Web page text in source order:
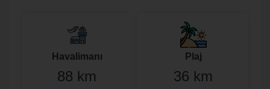
Havalimanı
88 km
Plaj
36 km